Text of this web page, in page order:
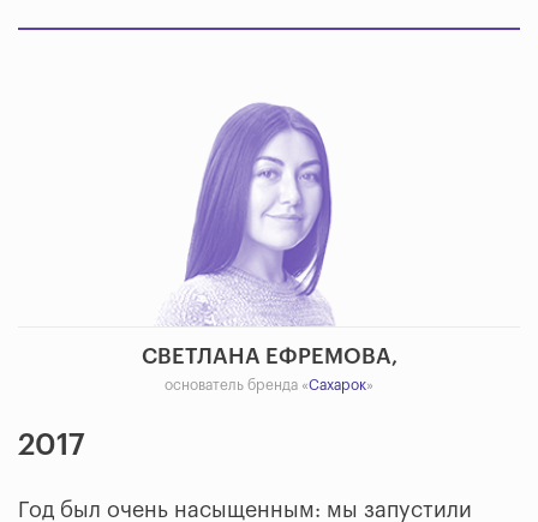
СВЕТЛАНА ЕФРЕМОВА,
основатель бренда «Сахарок»
2017
Год был очень насыщенным: мы запустили